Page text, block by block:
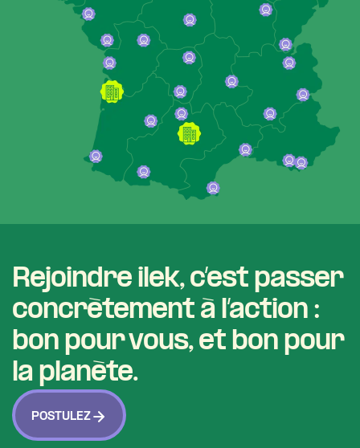
Rejoindre ilek, c’est passer
concrètement à l’action :
bon pour vous, et bon pour
la planète.
POSTULEZ